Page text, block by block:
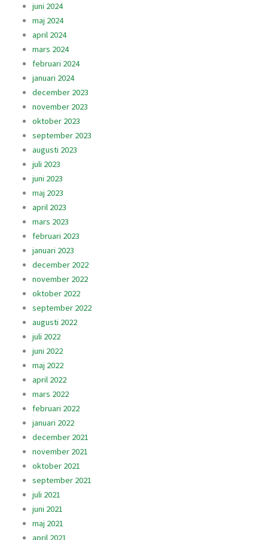
juni 2024
maj 2024
april 2024
mars 2024
februari 2024
januari 2024
december 2023
november 2023
oktober 2023
september 2023
augusti 2023
juli 2023
juni 2023
maj 2023
april 2023
mars 2023
februari 2023
januari 2023
december 2022
november 2022
oktober 2022
september 2022
augusti 2022
juli 2022
juni 2022
maj 2022
april 2022
mars 2022
februari 2022
januari 2022
december 2021
november 2021
oktober 2021
september 2021
juli 2021
juni 2021
maj 2021
april 2021